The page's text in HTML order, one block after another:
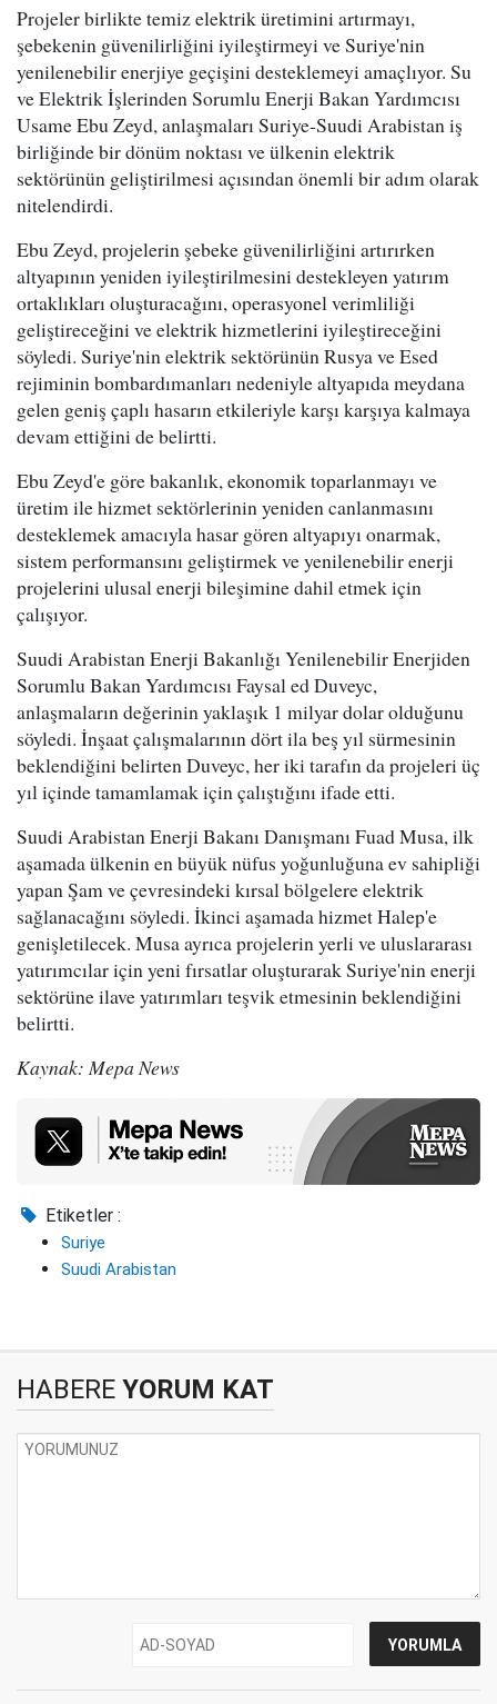
Projeler birlikte temiz elektrik üretimini artırmayı,
şebekenin güvenilirliğini iyileştirmeyi ve Suriye'nin
yenilenebilir enerjiye geçişini desteklemeyi amaçlıyor. Su
ve Elektrik İşlerinden Sorumlu Enerji Bakan Yardımcısı
Usame Ebu Zeyd, anlaşmaları Suriye-Suudi Arabistan iş
birliğinde bir dönüm noktası ve ülkenin elektrik
sektörünün geliştirilmesi açısından önemli bir adım olarak
nitelendirdi.
Ebu Zeyd, projelerin şebeke güvenilirliğini artırırken
altyapının yeniden iyileştirilmesini destekleyen yatırım
ortaklıkları oluşturacağını, operasyonel verimliliği
geliştireceğini ve elektrik hizmetlerini iyileştireceğini
söyledi. Suriye'nin elektrik sektörünün Rusya ve Esed
rejiminin bombardımanları nedeniyle altyapıda meydana
gelen geniş çaplı hasarın etkileriyle karşı karşıya kalmaya
devam ettiğini de belirtti.
Ebu Zeyd'e göre bakanlık, ekonomik toparlanmayı ve
üretim ile hizmet sektörlerinin yeniden canlanmasını
desteklemek amacıyla hasar gören altyapıyı onarmak,
sistem performansını geliştirmek ve yenilenebilir enerji
projelerini ulusal enerji bileşimine dahil etmek için
çalışıyor.
Suudi Arabistan Enerji Bakanlığı Yenilenebilir Enerjiden
Sorumlu Bakan Yardımcısı Faysal ed Duveyc,
anlaşmaların değerinin yaklaşık 1 milyar dolar olduğunu
söyledi. İnşaat çalışmalarının dört ila beş yıl sürmesinin
beklendiğini belirten Duveyc, her iki tarafın da projeleri üç
yıl içinde tamamlamak için çalıştığını ifade etti.
Suudi Arabistan Enerji Bakanı Danışmanı Fuad Musa, ilk
aşamada ülkenin en büyük nüfus yoğunluğuna ev sahipliği
yapan Şam ve çevresindeki kırsal bölgelere elektrik
sağlanacağını söyledi. İkinci aşamada hizmet Halep'e
genişletilecek. Musa ayrıca projelerin yerli ve uluslararası
yatırımcılar için yeni fırsatlar oluşturarak Suriye'nin enerji
sektörüne ilave yatırımları teşvik etmesinin beklendiğini
belirtti.
Kaynak: Mepa News
Etiketler :
Suriye
Suudi Arabistan
HABERE YORUM KAT